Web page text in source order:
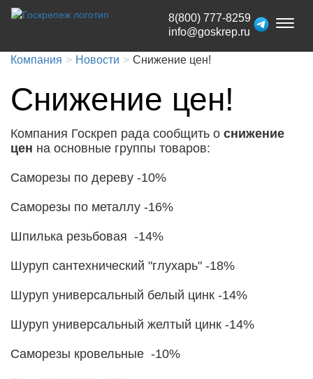
Toggle
8(800) 777-8259
info@goskrep.ru
Компания Новости Снижение цен!
Снижение цен!
Компания Госкреп рада сообщить о снижение
цен на основные группы товаров:
Саморезы по дереву -10%
Саморезы по металлу -16%
Шпилька резьбовая -14%
Шуруп сантехнический "глухарь" -18%
Шуруп универсальный белый цинк -14%
Шуруп универсальный желтый цинк -14%
Саморезы кровельные -10%